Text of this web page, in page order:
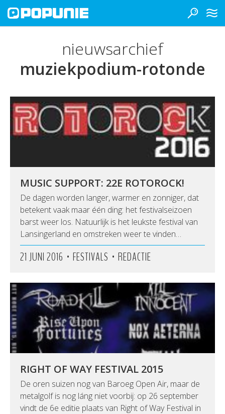
nieuwsarchief
muziekpodium-rotonde
MUSIC SUPPORT: 22E ROTOROCK!
De dagen worden langer, warmer en zonniger, dat
betekent vaak maar één ding: het festivalseizoen
barst weer los. Natuurlijk is het leukste festival van
Lansingerland en omstreken weer te vinden…
21 JUNI 2016 • FESTIVALS • REDACTIE
RIGHT OF WAY FESTIVAL 2015
De oren suizen nog van Baroeg Open Air, maar de
metalgolf is nog láng niet voorbij: op 26 september
vindt de 6e editie plaats van Right of Way Festival in